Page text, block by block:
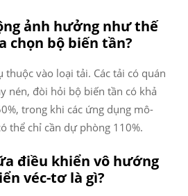
ảnh hưởng như thế
chọn bộ biến tần?
thuộc vào loại tải. Các tải có quán
nén, đòi hỏi bộ biến tần có khả
trong khi các ứng dụng mô-
thể chỉ cần dự phòng 110%.
điều khiển vô hướng
véc-tơ là gì?